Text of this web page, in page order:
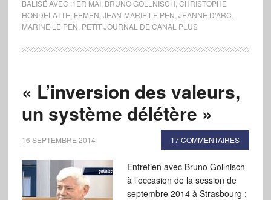
BALISÉ AVEC :1ER MAI, BRUNO GOLLNISCH CHRISTOPHE
HONDELATTE FEMEN JEAN-MARIE LE PEN JEANNE D'ARC
MARINE LE PEN PETIT JOURNAL DE CANAL PLUS
« L’inversion des valeurs,
un système délétère »
16 SEPTEMBRE 2014 17 COMMENTAIRES
Entretien avec Bruno Gollnisch
à l’occasion de la session de
septembre 2014 à Strasbourg :